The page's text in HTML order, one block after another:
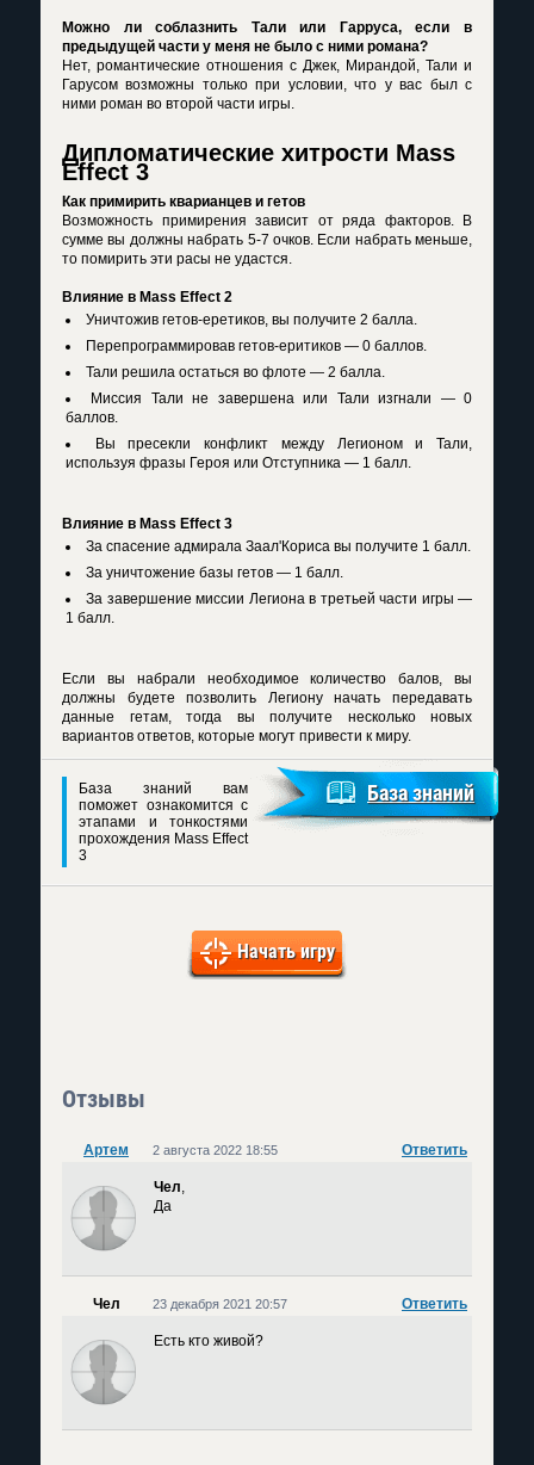
Можно ли соблазнить Тали или Гарруса, если в
предыдущей части у меня не было с ними романа?
Нет, романтические отношения с Джек, Мирандой, Тали и
Гарусом возможны только при условии, что у вас был с
ними роман во второй части игры.
Дипломатические хитрости Mass
Effect 3
Как примирить кварианцев и гетов
Возможность примирения зависит от ряда факторов. В
сумме вы должны набрать 5-7 очков. Если набрать меньше,
то помирить эти расы не удастся.
Влияние в Mass Effect 2
Уничтожив гетов-еретиков, вы получите 2 балла.
Перепрограммировав гетов-еритиков — 0 баллов.
Тали решила остаться во флоте — 2 балла.
Миссия Тали не завершена или Тали изгнали — 0
баллов.
Вы пресекли конфликт между Легионом и Тали,
используя фразы Героя или Отступника — 1 балл.
Влияние в Mass Effect 3
За спасение адмирала Заал'Кориса вы получите 1 балл.
За уничтожение базы гетов — 1 балл.
За завершение миссии Легиона в третьей части игры —
1 балл.
Если вы набрали необходимое количество балов, вы
должны будете позволить Легиону начать передавать
данные гетам, тогда вы получите несколько новых
вариантов ответов, которые могут привести к миру.
База знаний вам
поможет ознакомится с
этапами и тонкостями
прохождения Mass Effect
3
База знаний
Начать игру
Отзывы
Артем Ответить
2 августа 2022 18:55
Чел,
Да
Чел Ответить
23 декабря 2021 20:57
Есть кто живой?